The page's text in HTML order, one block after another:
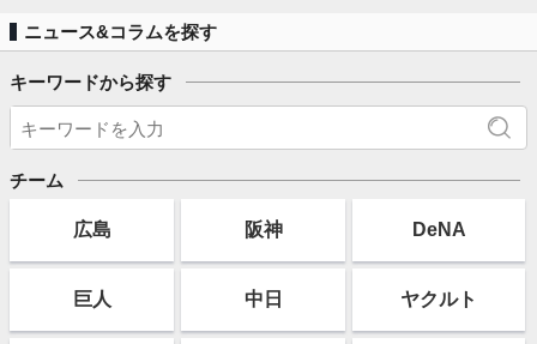
ニュース&コラムを探す
キーワードから探す
チーム
広島 阪神 DeNA
巨人 中日 ヤクルト